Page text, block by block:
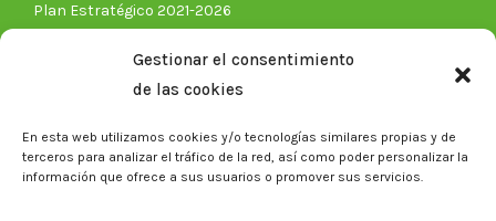
Gestionar el consentimiento
de las cookies
En esta web utilizamos cookies y/o tecnologías similares propias y de
terceros para analizar el tráfico de la red, así como poder personalizar la
información que ofrece a sus usuarios o promover sus servicios.
Plan Estratégico 2021-2026
Biblioteca. Repositorio CITAREA
Eventos